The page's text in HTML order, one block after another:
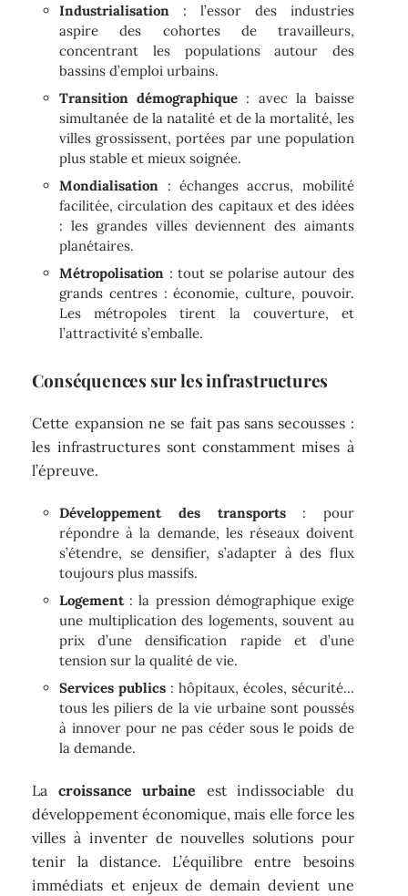
Industrialisation : l’essor des industries
aspire des cohortes de travailleurs,
concentrant les populations autour des
bassins d’emploi urbains.
Transition démographique : avec la baisse
simultanée de la natalité et de la mortalité, les
villes grossissent, portées par une population
plus stable et mieux soignée.
Mondialisation : échanges accrus, mobilité
facilitée, circulation des capitaux et des idées
: les grandes villes deviennent des aimants
planétaires.
Métropolisation : tout se polarise autour des
grands centres : économie, culture, pouvoir.
Les métropoles tirent la couverture, et
l’attractivité s’emballe.
Conséquences sur les infrastructures
Cette expansion ne se fait pas sans secousses :
les infrastructures sont constamment mises à
l’épreuve.
Développement des transports: pour
répondre à la demande, les réseaux doivent
s’étendre, se densifier, s’adapter à des flux
toujours plus massifs.
Logement: la pression démographique exige
une multiplication des logements, souvent au
prix d’une densification rapide et d’une
tension sur la qualité de vie.
Services publics : hôpitaux, écoles, sécurité…
tous les piliers de la vie urbaine sont poussés
à innover pour ne pas céder sous le poids de
la demande.
La croissance urbaine est indissociable du
développement économique, mais elle force les
villes à inventer de nouvelles solutions pour
tenir la distance. L’équilibre entre besoins
immédiats et enjeux de demain devient une